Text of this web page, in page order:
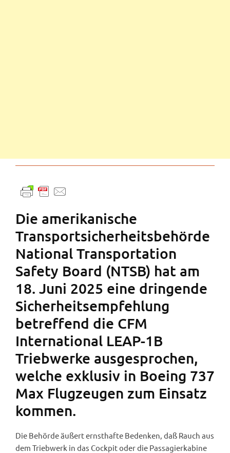
Die amerikanische
Transportsicherheitsbehörde
National Transportation
Safety Board (NTSB) hat am
18. Juni 2025 eine dringende
Sicherheitsempfehlung
betreffend die CFM
International LEAP-1B
Triebwerke ausgesprochen,
welche exklusiv in Boeing 737
Max Flugzeugen zum Einsatz
kommen.
Die Behörde äußert ernsthafte Bedenken, daß Rauch aus
dem Triebwerk in das Cockpit oder die Passagierkabine